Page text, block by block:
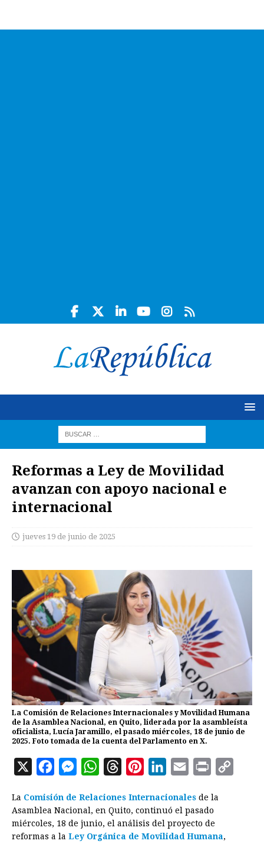
Reformas a Ley de Movilidad
avanzan con apoyo nacional e
internacional
jueves 19 de junio de 2025
La Comisión de Relaciones Internacionales y Movilidad Humana
de la Asamblea Nacional, en Quito, liderada por la asambleísta
oficialista, Lucía Jaramillo, el pasado miércoles, 18 de junio de
2025. Foto tomada de la cuenta del Parlamento en X.
X
c
e
b
M
s
s
e
W
a
t
s
r
e
a
n
t
e
n
k
e
a
i
l
i
n
t
La Comisión de Relaciones Internacionales de la
Asamblea Nacional, en Quito, continuó el pasado
miércoles, 18 de junio, el análisis del proyecto de
reformas a la Ley Orgánica de Movilidad Humana,